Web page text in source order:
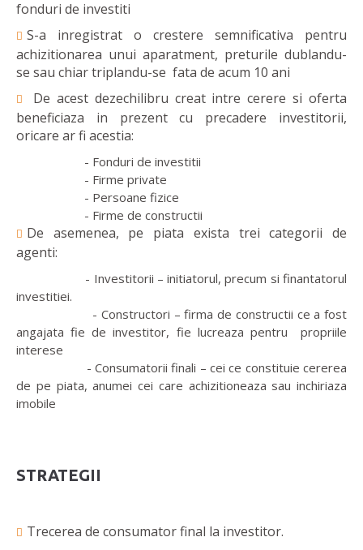
fonduri de investiti
S-a inregistrat o crestere semnificativa pentru
achizitionarea unui aparatment, preturile dublandu-
se sau chiar triplandu-se fata de acum 10 ani
De acest dezechilibru creat intre cerere si oferta
beneficiaza in prezent cu precadere investitorii,
oricare ar fi acestia:
- Fonduri de investitii
- Firme private
- Persoane fizice
- Firme de constructii
De asemenea, pe piata exista trei categorii de
agenti:
- Investitorii – initiatorul, precum si finantatorul
investitiei.
- Constructori – firma de constructii ce a fost
angajata fie de investitor, fie lucreaza pentru propriile
interese
- Consumatorii finali – cei ce constituie cererea
de pe piata, anumei cei care achizitioneaza sau inchiriaza
imobile
STRATEGII
Trecerea de consumator final la investitor.